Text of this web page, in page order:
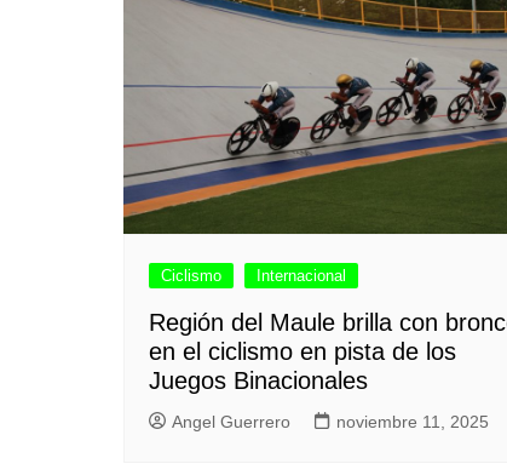
Ciclismo Internacional
Región del Maule brilla con
en el ciclismo en pista de los
Juegos Binacionales
Angel Guerrero noviembre 11, 2025